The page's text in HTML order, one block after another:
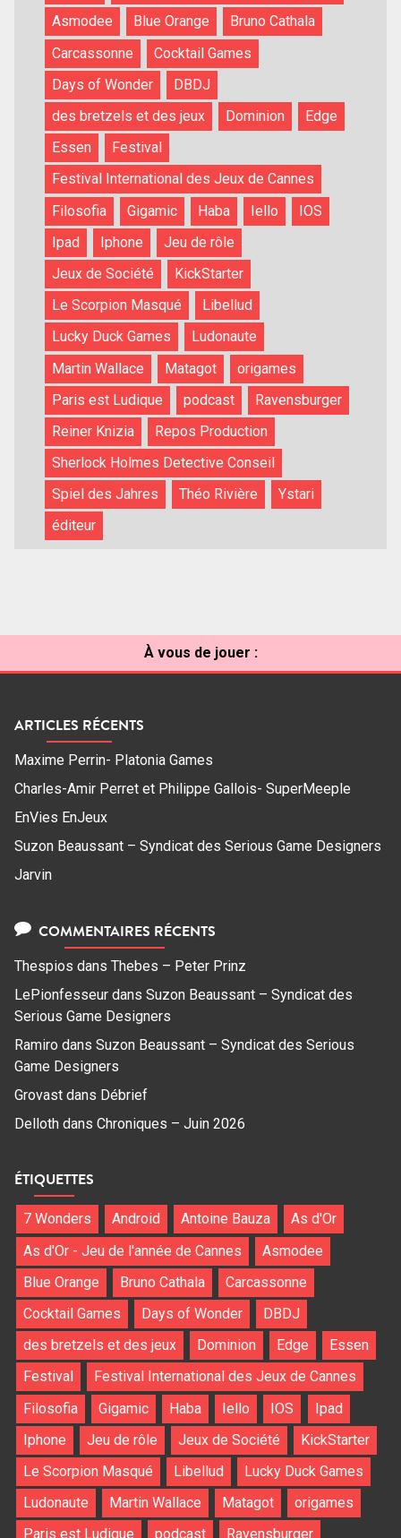
Asmodee
Blue Orange
Bruno Cathala
Carcassonne
Cocktail Games
Days of Wonder
DBDJ
des bretzels et des jeux
Dominion
Edge
Essen
Festival
Festival International des Jeux de Cannes
Filosofia
Gigamic Haba Iello
IOS
Ipad
Iphone
Jeu de rôle
Jeux de Société
KickStarter
Le Scorpion Masqué
Libellud
Lucky Duck Games
Ludonaute
Martin Wallace
Matagot
origames
Paris est Ludique
podcast
Ravensburger
Reiner Knizia
Repos Production
Sherlock Holmes Detective Conseil
Spiel des Jahres
Théo Rivière
Ystari
éditeur
À vous de jouer :
ARTICLES RÉCENTS
Maxime Perrin- Platonia Games
Charles-Amir Perret et Philippe Gallois- SuperMeeple
EnVies EnJeux
Suzon Beaussant – Syndicat des Serious Game Designers
Jarvin
COMMENTAIRES RÉCENTS
Thespios dans Thebes – Peter Prinz
LePionfesseur dans Suzon Beaussant – Syndicat des
Serious Game Designers
Ramiro dans Suzon Beaussant – Syndicat des Serious
Game Designers
Grovast dans Débrief
Delloth dans Chroniques – Juin 2026
ÉTIQUETTES
7 Wonders Android Antoine Bauza
As d'Or
As d'Or - Jeu de l'année de Cannes
Asmodee
Blue Orange
Bruno Cathala
Carcassonne
Cocktail Games
Days of Wonder
DBDJ
des bretzels et des jeux
Dominion Edge
Essen
Festival
Festival International des Jeux de Cannes
Filosofia
Gigamic Haba Iello IOS
Ipad
Iphone
Jeu de rôle Jeux de Société
KickStarter
Le Scorpion Masqué
Libellud
Lucky Duck Games
Ludonaute
Martin Wallace Matagot
origames
Paris est Ludique
podcast Ravensburger